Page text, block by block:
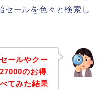
セールを色々と検索し
ールやクー
のお得
てみた結果